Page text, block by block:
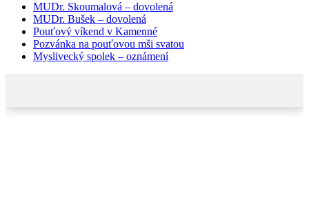
MUDr. Skoumalová – dovolená
MUDr. Bušek – dovolená
Pouťový víkend v Kamenné
Pozvánka na pouťovou mši svatou
Myslivecký spolek – oznámení